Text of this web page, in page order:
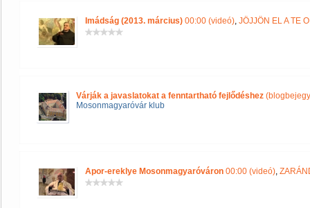
Imádság (2013. március) 00:00 (videó), JÖJJÖN EL A TE
Várják a javaslatokat a fenntartható fejlődéshez
Mosonmagyaróvár klub
Apor-ereklye Mosonmagyaróváron 00:00 (videó),